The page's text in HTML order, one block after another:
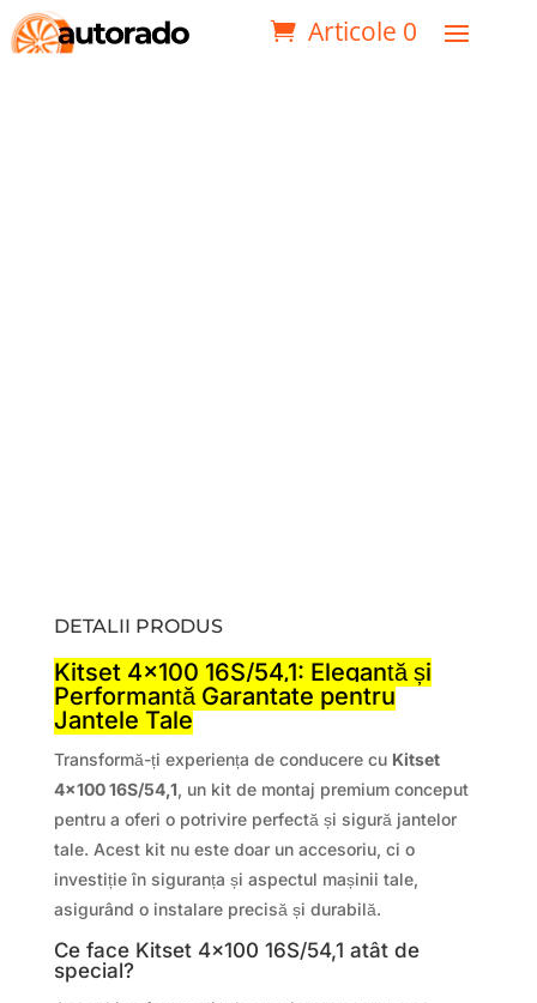
Articole 0
DETALII PRODUS
Kitset 4×100 16S/54,1: Eleganță și
Performanță Garantate pentru
Jantele Tale
Transformă-ți experiența de conducere cu Kitset
4×100 16S/54,1, un kit de montaj premium conceput
pentru a oferi o potrivire perfectă și sigură jantelor
tale. Acest kit nu este doar un accesoriu, ci o
investiție în siguranța și aspectul mașinii tale,
asigurând o instalare precisă și durabilă.
Ce face Kitset 4×100 16S/54,1 atât de
special?